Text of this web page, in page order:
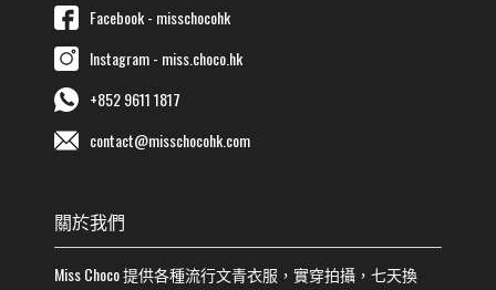
Facebook - misschocohk
Instagram - miss.choco.hk
+852 9611 1817
contact@misschocohk.com
關於我們
Miss Choco提供各種流行文青衣服，實穿拍攝，七天換